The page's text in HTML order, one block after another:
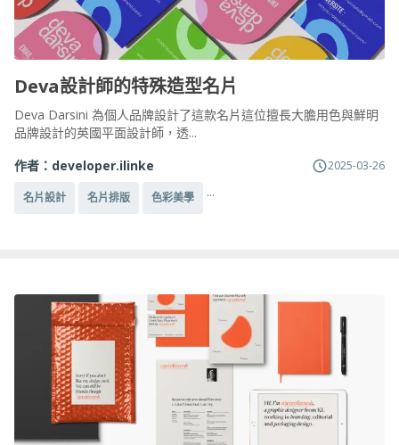
Deva設計師的特殊造型名片
Deva Darsini 為個人品牌設計了這款名片這位擅長大膽用色與鮮明
品牌設計的英國平面設計師，透...
作者： developer.ilinke 2025-03-26
名片設計 名片排版 色彩美學 ...